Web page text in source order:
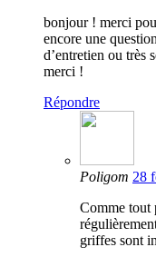
bonjour ! merci
encore une
d’entretien ou très
merci !
Répondre
Poligom 28
Comme tout
griffes sont